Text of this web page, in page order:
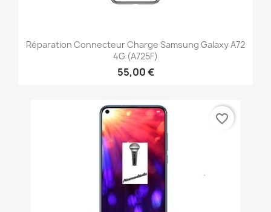
Réparation Connecteur Charge Samsung Galaxy A72
4G (A725F)
55,00 €
favorite_border